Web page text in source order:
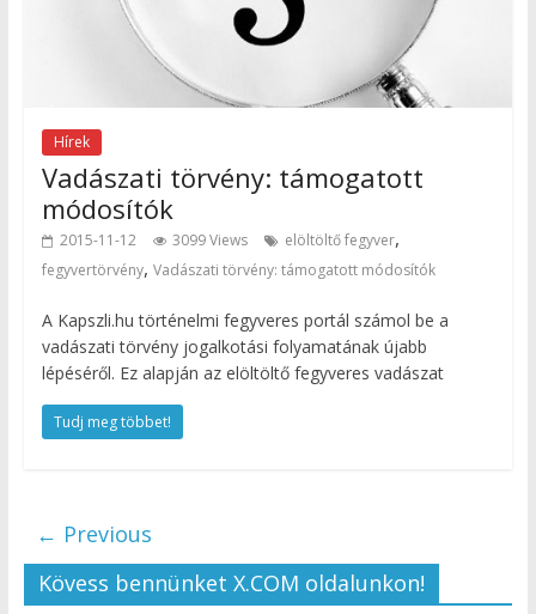
Hírek
Vadászati törvény: támogatott
módosítók
2015-11-12 3099 Views elöltöltő fegyver,
fegyvertörvény, Vadászati törvény: támogatott módosítók
A Kapszli.hu történelmi fegyveres portál számol be a
vadászati törvény jogalkotási folyamatának újabb
lépéséről. Ez alapján az elöltöltő fegyveres vadászat
Tudj meg többet!
← Previous
Kövess bennünket X.COM oldalunkon!